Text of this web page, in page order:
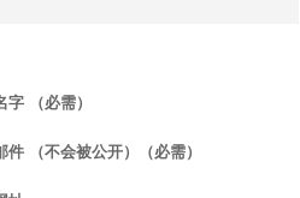
字 （必需）
件 （不会被公开）（必需）